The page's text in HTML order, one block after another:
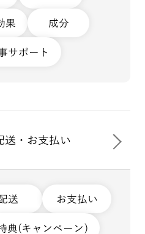
果 成分
サポート
送・お支払い
送 お支払い
典(キャンペーン)